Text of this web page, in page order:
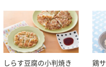
しらす豆腐の小判焼き
鶏